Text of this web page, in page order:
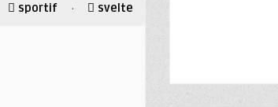
sportif · svelte